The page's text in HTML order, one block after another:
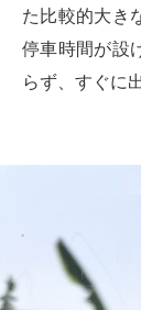
た比較的大き
停車時間が設
らず、すぐに